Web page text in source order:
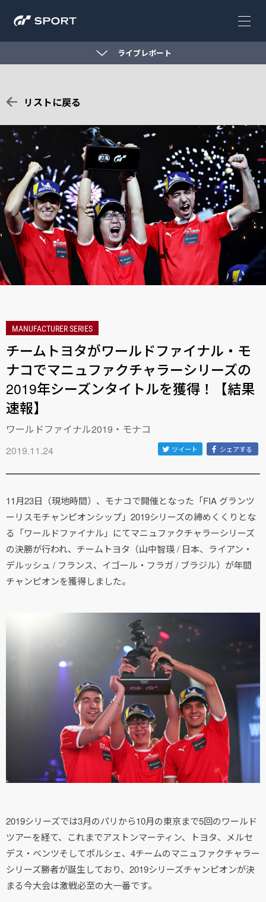
ライブレポート
リストに戻る
MANUFACTURER SERIES
チームトヨタがワールドファイナル・モ
ナコでマニュファクチャラーシリーズの
2019年シーズンタイトルを獲得！【結果
速報】
ワールドファイナル2019・モナコ
2019.11.24
ツイート シェアする
11月23日（現地時間）、モナコで開催となった「FIA グランツ
ーリスモチャンピオンシップ」2019シリーズの締めくくりとな
る「ワールドファイナル」にてマニュファクチャラーシリーズ
の決勝が行われ、チームトヨタ（山中智瑛 / 日本、ライアン・
デルッシュ / フランス、イゴール・フラガ / ブラジル）が年間
チャンピオンを獲得しました。
2019シリーズでは3月のパリから10月の東京まで5回のワールド
ツアーを経て、これまでアストンマーティン、トヨタ、メルセ
デス・ベンツそしてポルシェ、4チームのマニュファクチャラー
シリーズ勝者が誕生しており、2019シリーズチャンピオンが決
まる今大会は激戦必至の大一番です。